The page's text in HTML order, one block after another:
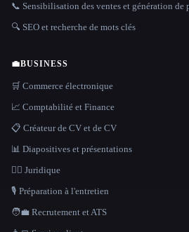
📞 Sensibilisation des ventes et génération de
🔍 SEO et recherche de mots clés
💼BUSINESS
🛒 Commerce électronique
📈 Comptabilité et Finance
📋 Créateur de CV et de CV
📊 Diapositives et présentations
👩‍⚖️ Juridique
🎙️ Préparation à l'entretien
🧑‍💼 Recrutement et ATS